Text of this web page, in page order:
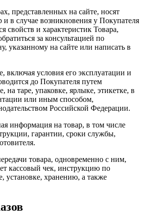
представленных на сайте, носят
и в случае возникновения у Покупателя
свойств и характеристик Товара,
за консультацией по
указанному на сайте или написать в
включая условия его эксплуатации и
до Покупателя путем
на таре, упаковке, ярлыке, этикетке, в
или иным способом,
Российской Федерации.
информация на товар, в том числе
гарантии, сроки службы,
товара, одновременно с ним,
кассовый чек, инструкцию по
установке, хранению, а также